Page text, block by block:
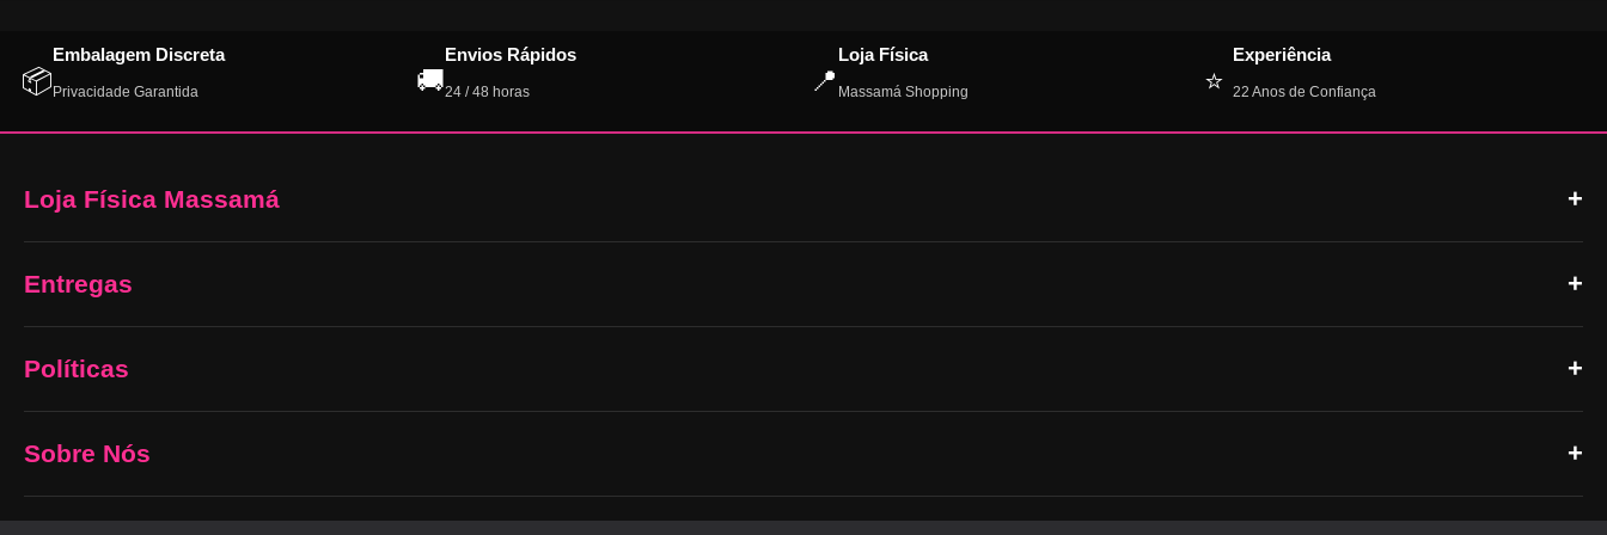
page
📦
Embalagem Discreta
Privacidade Garantida 🚚
Envios Rápidos
24 / 48 horas 📍
Loja Física
Massamá Shopping ⭐
Experiência
22 Anos de Confiança
Loja Física Massamá
Entregas
Políticas
Sobre Nós